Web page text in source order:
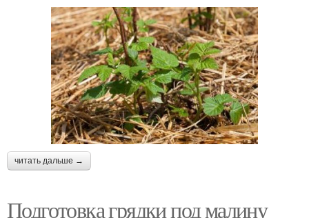
читать дальше →
Подготовка грядки под малину